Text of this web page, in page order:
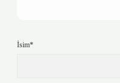
İsim*